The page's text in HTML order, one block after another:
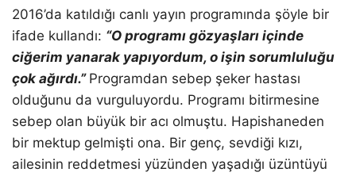
2016’da katıldığı canlı yayın programında şöyle bir
ifade kullandı: “O programı gözyaşları içinde
ciğerim yanarak yapıyordum, o işin sorumluluğu
çok ağırdı.” Programdan sebep şeker hastası
olduğunu da vurguluyordu. Programı bitirmesine
sebep olan büyük bir acı olmuştu. Hapishaneden
bir mektup gelmişti ona. Bir genç, sevdiği kızı,
ailesinin reddetmesi yüzünden yaşadığı üzüntüyü